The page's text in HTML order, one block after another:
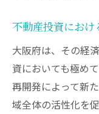
不動産価
商業エ
ップ
投資家が
商業エリ
不動産投資におけ
大阪府は、その経
資においても極め
再開発によって新
域全体の活性化を